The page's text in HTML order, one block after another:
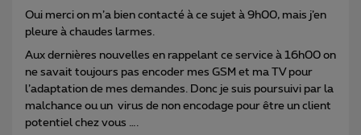
Oui merci on m’a bien contacté à ce sujet à 9h00, mais j’en
pleure à chaudes larmes.
Aux dernières nouvelles en rappelant ce service à 16h00 on
ne savait toujours pas encoder mes GSM et ma TV pour
l’adaptation de mes demandes. Donc je suis poursuivi par la
malchance ou un virus de non encodage pour être un client
potentiel chez vous ….